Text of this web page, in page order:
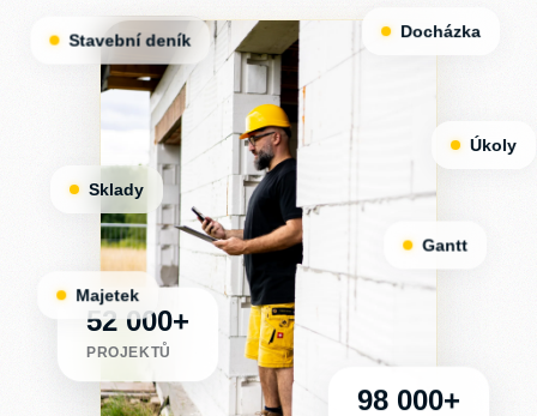
98 000+
52 000+
PROJEKTŮ
Stavební deník
Docházka
Úkoly
Sklady
Gantt
Majetek